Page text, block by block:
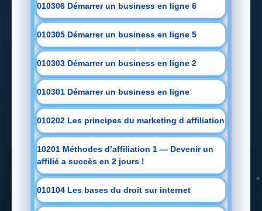
010306 Démarrer un business en ligne 6
010305 Démarrer un business en ligne 5
010303 Démarrer un business en ligne 2
010301 Démarrer un business en ligne
010202 Les principes du marketing d affiliation
10201 Méthodes d’affiliation 1 — Devenir un
affilié a succès en 2 jours !
010104 Les bases du droit sur internet